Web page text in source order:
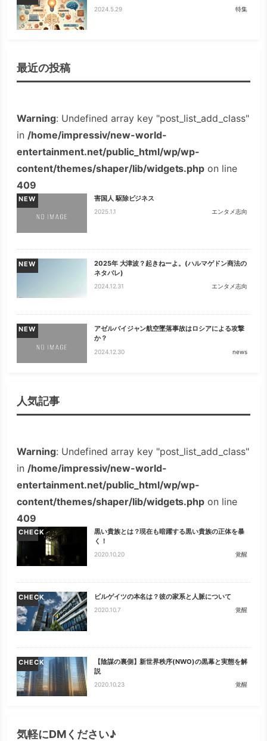
2024.5.29 特集
最近の投稿
Warning: Undefined array key "post_list_add_class"
in /home/impressiv/new-world-
entertainment.net/public_html/wp/wp-
content/themes/shaper/lib/widgets.php on line
409
NEW 害国人 駆除ビジネス
2025.1.1 エンタメ志向
NEW
2025年 大津波？起きねーよ。(ハルマゲドン商法の
ネタバレ)
2024.12.31 エンタメ志向
NEW
アゼルバイジャン航空墜落事故はロシアによる攻撃
か？
2024.12.30 news
人気記事
Warning: Undefined array key "post_list_add_class"
in /home/impressiv/new-world-
entertainment.net/public_html/wp/wp-
content/themes/shaper/lib/widgets.php on line
409
CHECK
黒い貴族とは？現在も暗躍する黒い貴族の正体を暴
く！
2020.10.20 覚醒
CHECK ビルゲイツの本名は？彼の家系と人脈について
2020.10.7 覚醒
CHECK
【陰謀の裏側】新世界秩序(NWO)の黒幕と実態を解
説
2020.10.23 覚醒
気軽にDMください♪